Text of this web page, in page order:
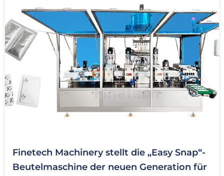
Finetech Machinery stellt die „Easy Snap“-
Beutelmaschine der neuen Generation für